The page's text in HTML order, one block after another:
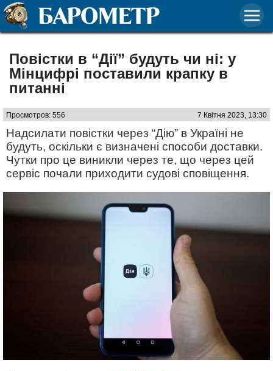
Повістки в “Дії” будуть чи ні: у
Мінцифрі поставили крапку в
питанні
Просмотров: 556 7 Квітня 2023, 13:30
Надсилати повістки через “Дію” в Україні не
будуть, оскільки є визначені способи доставки.
Чутки про це виникли через те, що через цей
сервіс почали приходити судові сповіщення.